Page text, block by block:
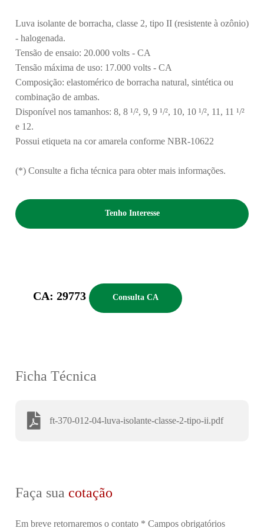
Luva isolante de borracha, classe 2, tipo II (resistente à ozônio)
- halogenada.
Tensão de ensaio: 20.000 volts - CA
Tensão máxima de uso: 17.000 volts - CA
Composição: elastomérico de borracha natural, sintética ou
combinação de ambas.
Disponível nos tamanhos: 8, 8 ¹/², 9, 9 ¹/², 10, 10 ¹/², 11, 11 ¹/²
e 12.
Possui etiqueta na cor amarela conforme NBR-10622
(*) Consulte a ficha técnica para obter mais informações.
Tenho Interesse
CA: 29773 Consulta CA
Ficha Técnica
ft-370-012-04-luva-isolante-classe-2-tipo-ii.pdf
Faça sua cotação
Em breve retornaremos o contato * Campos obrigatórios